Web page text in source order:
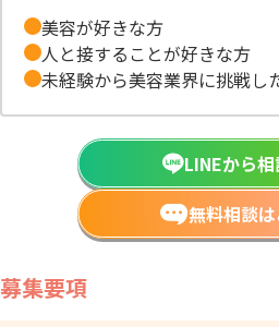
美容が好きな方
人と接することが好きな方
未経験から美容業界に挑戦し
LINEから相
無料相談
募集要項